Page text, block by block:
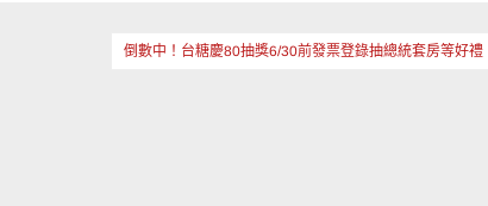
倒數中！台糖慶80抽獎6/30前發票登錄抽總統套房等好禮